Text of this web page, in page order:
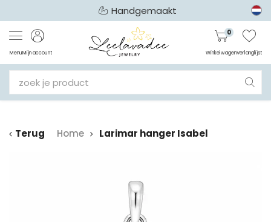
Handgemaakt
MenuMijn account
0
WinkelwagenVerlanglijst
Terug Home Larimar hanger Isabel